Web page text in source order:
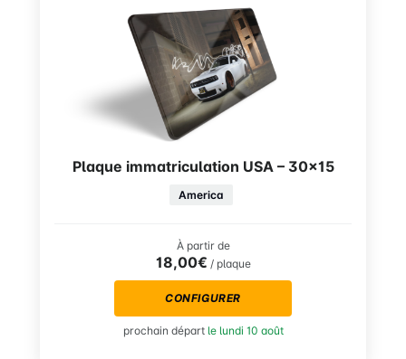
Plaque immatriculation USA – 30×15
America
À partir de
18,00€ / plaque
CONFIGURER
prochain départ le lundi 10 août